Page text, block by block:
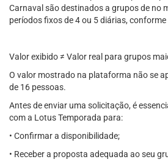
Carnaval são destinados a grupos de no
períodos fixos de 4 ou 5 diárias,
Valor exibido ≠ Valor real para grupos
O valor mostrado na plataforma não se
de 16 pessoas.
Antes de enviar uma solicitação, é
com a Lotus Temporada para:
• Confirmar a disponibilidade;
• Receber a proposta adequada ao seu